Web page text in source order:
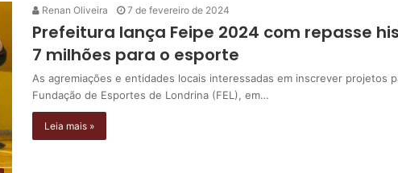
Renan Oliveira 7 de fevereiro de 2024
Prefeitura lança Feipe 2024 com repasse
7 milhões para o esporte
As agremiações e entidades locais interessadas em inscrever projetos
Fundação de Esportes de Londrina (FEL), em…
Leia mais »